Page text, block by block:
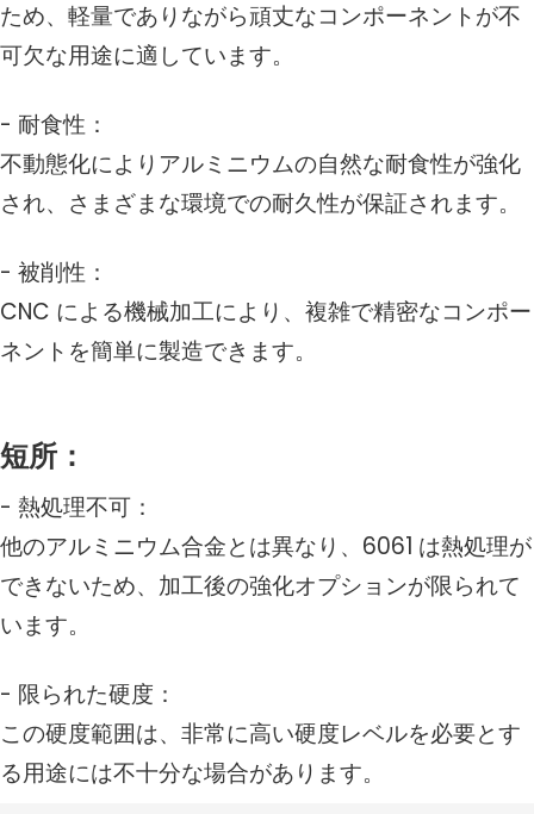
ため、軽量でありながら頑丈なコンポーネントが不
可欠な用途に適しています。
- 耐食性：
不動態化によりアルミニウムの自然な耐食性が強化
され、さまざまな環境での耐久性が保証されます。
- 被削性：
CNC による機械加工により、複雑で精密なコンポー
ネントを簡単に製造できます。
短所：
- 熱処理不可：
他のアルミニウム合金とは異なり、6061 は熱処理が
できないため、加工後の強化オプションが限られて
います。
- 限られた硬度：
この硬度範囲は、非常に高い硬度レベルを必要とす
る用途には不十分な場合があります。